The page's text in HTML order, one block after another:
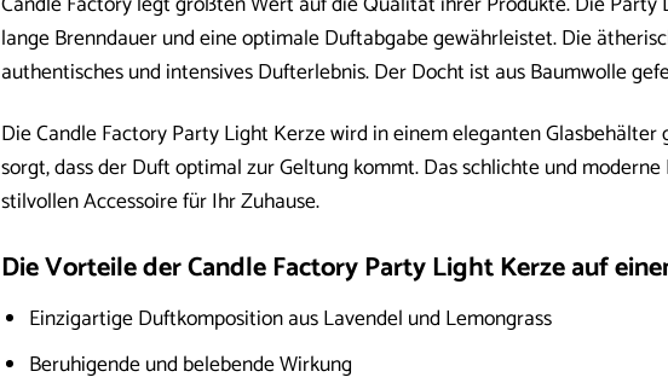
lange Brenndauer und eine optimale Duftabgabe gewährleistet. Die
authentisches und intensives Dufterlebnis. Der Docht ist aus Baumwolle
Die Candle Factory Party Light Kerze wird in einem eleganten
sorgt, dass der Duft optimal zur Geltung kommt. Das schlichte und
stilvollen Accessoire für Ihr Zuhause.
Die Vorteile der Candle Factory Party Light Kerze auf
Einzigartige Duftkomposition aus Lavendel und Lemongrass
Beruhigende und belebende Wirkung